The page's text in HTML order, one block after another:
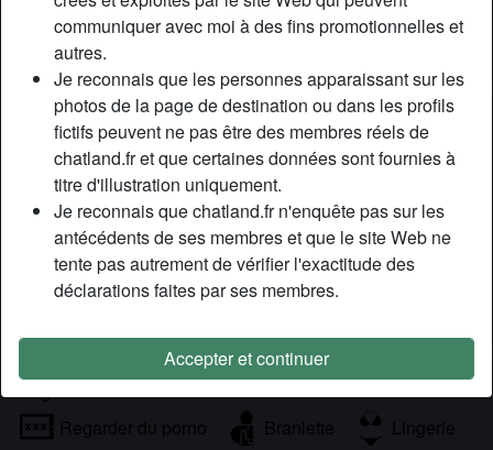
communiquer avec moi à des fins promotionnelles et
autres.
Je reconnais que les personnes apparaissant sur les
photos de la page de destination ou dans les profils
fictifs peuvent ne pas être des membres réels de
chatland.fr et que certaines données sont fournies à
titre d'illustration uniquement.
Je reconnais que chatland.fr n'enquête pas sur les
antécédents de ses membres et que le site Web ne
tente pas autrement de vérifier l'exactitude des
déclarations faites par ses membres.
Accepter et continuer
Taille:
170 cm
Fumeur(euse):
Description
Je sais pas si je suis sur le bon site, c’est bien pour trouver
des plans cul ici ?? Non parce que moi je cherche pas de
l’amour du tout, okay ? Crois moi j’ai envie de profiter des
années ou j’ai le corps le plus sexy haha.
Cherche
Tags
Regarder du porno Branlette Lingerie